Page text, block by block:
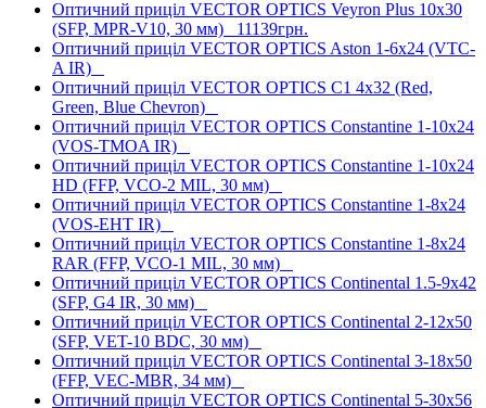
Оптичний приціл VECTOR OPTICS Veyron Plus 10x30
(SFP, MPR-V10, 30 мм) 11139грн.
Оптичний приціл VECTOR OPTICS Aston 1-6x24 (VTC-
A IR)
Оптичний приціл VECTOR OPTICS C1 4x32 (Red,
Green, Blue Chevron)
Оптичний приціл VECTOR OPTICS Constantine 1-10x24
(VOS-TMOA IR)
Оптичний приціл VECTOR OPTICS Constantine 1-10x24
HD (FFP, VCO-2 MIL, 30 мм)
Оптичний приціл VECTOR OPTICS Constantine 1-8x24
(VOS-EHT IR)
Оптичний приціл VECTOR OPTICS Constantine 1-8x24
RAR (FFP, VCO-1 MIL, 30 мм)
Оптичний приціл VECTOR OPTICS Continental 1.5-9x42
(SFP, G4 IR, 30 мм)
Оптичний приціл VECTOR OPTICS Continental 2-12x50
(SFP, VET-10 BDC, 30 мм)
Оптичний приціл VECTOR OPTICS Continental 3-18x50
(FFP, VEC-MBR, 34 мм)
Оптичний приціл VECTOR OPTICS Continental 5-30x56